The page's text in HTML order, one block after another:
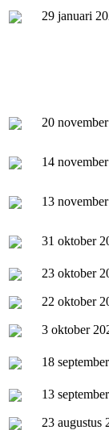
29 januari
20
14
13
31 oktober
23 oktober
22 oktober
3 oktober
18
13
23 augustus